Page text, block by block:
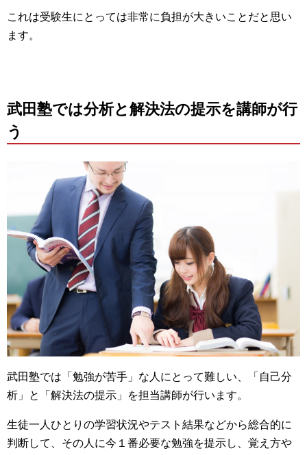
これは受験生にとっては非常に負担が大きいことだと思い
ます。
武田塾では分析と解決法の提示を講師が行
う
武田塾では「勉強が苦手」な人にとって難しい、「自己分
析」と「解決法の提示」を担当講師が行います。
生徒一人ひとりの学習状況やテスト結果などから総合的に
判断して、その人に今１番必要な勉強を提示し、覚え方や